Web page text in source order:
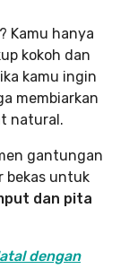
Kamu hanya
kokoh dan
kamu ingin
membiarkan
natural.
gantungan
bekas untuk
dan pita
dengan